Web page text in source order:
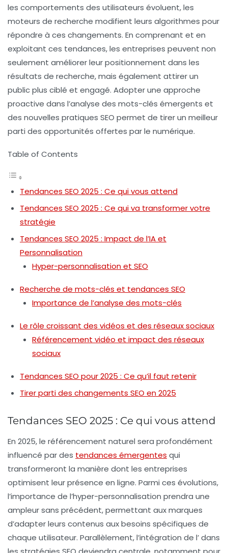
les comportements des utilisateurs évoluent, les
moteurs de recherche modifient leurs algorithmes pour
répondre à ces changements. En comprenant et en
exploitant ces tendances, les entreprises peuvent non
seulement améliorer leur positionnement dans les
résultats de recherche, mais également attirer un
public plus ciblé et engagé. Adopter une approche
proactive dans l’analyse des mots-clés émergents et
des nouvelles pratiques SEO permet de tirer un meilleur
parti des opportunités offertes par le numérique.
Table of Contents
Tendances SEO 2025 : Ce qui vous attend
Tendances SEO 2025 : Ce qui va transformer votre
stratégie
Tendances SEO 2025 : Impact de l’IA et
Personnalisation
Hyper-personnalisation et SEO
Recherche de mots-clés et tendances SEO
Importance de l’analyse des mots-clés
Le rôle croissant des vidéos et des réseaux sociaux
Référencement vidéo et impact des réseaux
sociaux
Tendances SEO pour 2025 : Ce qu’il faut retenir
Tirer parti des changements SEO en 2025
Tendances SEO 2025 : Ce qui vous attend
En 2025, le référencement naturel sera profondément
influencé par des tendances émergentes qui
transformeront la manière dont les entreprises
optimisent leur présence en ligne. Parmi ces évolutions,
l’importance de l’hyper-personnalisation prendra une
ampleur sans précédent, permettant aux marques
d’adapter leurs contenus aux besoins spécifiques de
chaque utilisateur. Parallèlement, l’intégration de l’dans